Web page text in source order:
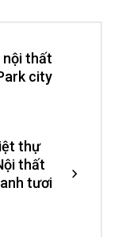
nội thất
city
thự
thất
tươi